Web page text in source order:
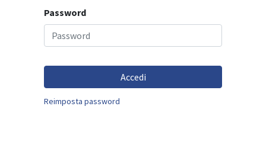
Password
Accedi
Reimposta password